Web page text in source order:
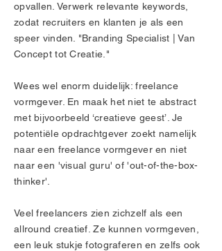
opvallen. Verwerk relevante keywords,
zodat recruiters en klanten je als een
speer vinden. "Branding Specialist | Van
Concept tot Creatie."
Wees wel enorm duidelijk: freelance
vormgever. En maak het niet te abstract
met bijvoorbeeld ‘creatieve geest’. Je
potentiële opdrachtgever zoekt namelijk
naar een freelance vormgever en niet
naar een 'visual guru' of 'out-of-the-box-
thinker'.
Veel freelancers zien zichzelf als een
allround creatief. Ze kunnen vormgeven,
een leuk stukje fotograferen en zelfs ook